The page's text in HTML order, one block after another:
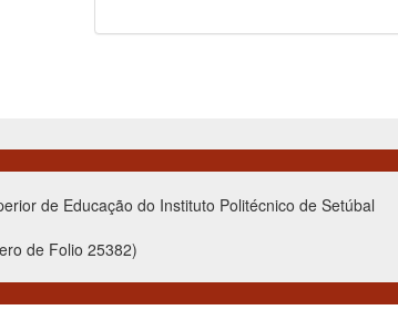
de Educação do Instituto Politécnico de Setúbal
de Folio 25382)